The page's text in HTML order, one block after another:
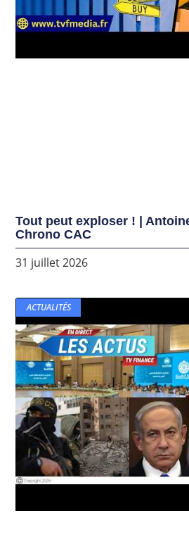
Tout peut exploser ! |
Chrono CAC
31 juillet 2026
ACTUALITÉS